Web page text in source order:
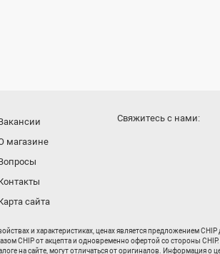
магазине
сайта
Cвяжитесь с нами:
и характеристиках, ценах является предложением
CHIP от акцепта и одновременно офертой со стороны
на сайте, могут отличаться от оригиналов. Информация о